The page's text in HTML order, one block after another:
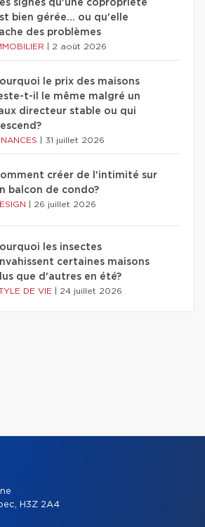
signes qu'une copropriété
bien gérée… ou qu'elle
des problèmes
2 août 2026
le prix des maisons
t-il le même malgré un
directeur stable ou qui
31 juillet 2026
créer de l'intimité sur
balcon de condo?
26 juillet 2026
les insectes
certaines maisons
que d'autres en été?
DE VIE 24 juillet 2026
H3Z 2A4